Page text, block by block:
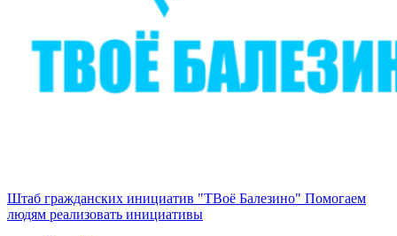
Штаб гражданских инициатив "ТВоё Балезино" Помогаем
людям реализовать инициативы